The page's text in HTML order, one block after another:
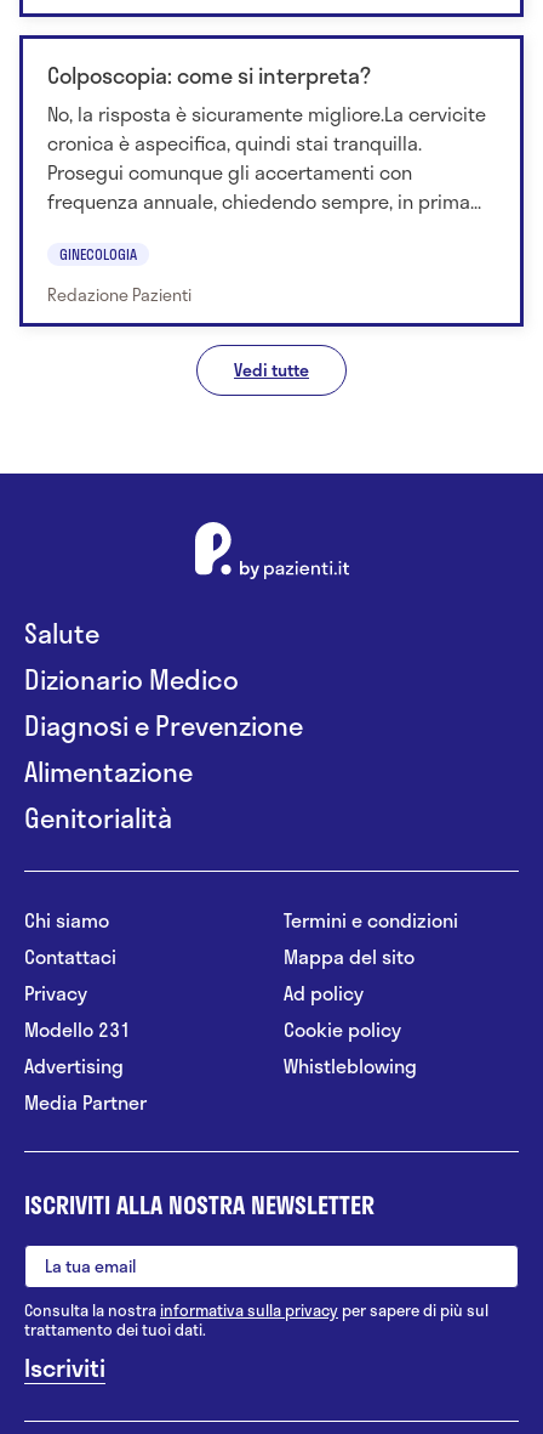
Colposcopia: come si interpreta?
No, la risposta è sicuramente migliore.La cervicite
cronica è aspecifica, quindi stai tranquilla.
Prosegui comunque gli accertamenti con
frequenza annuale, chiedendo sempre, in prima...
GINECOLOGIA
Redazione Pazienti
Vedi tutte
Salute
Dizionario Medico
Diagnosi e Prevenzione
Alimentazione
Genitorialità
Chi siamo
Contattaci
Privacy
Modello 231
Advertising
Media Partner
Termini e condizioni
Mappa del sito
Ad policy
Cookie policy
Whistleblowing
ISCRIVITI ALLA NOSTRA NEWSLETTER
Consulta la nostrainformativa sulla privacy per sapere di più sul
trattamento dei tuoi dati.